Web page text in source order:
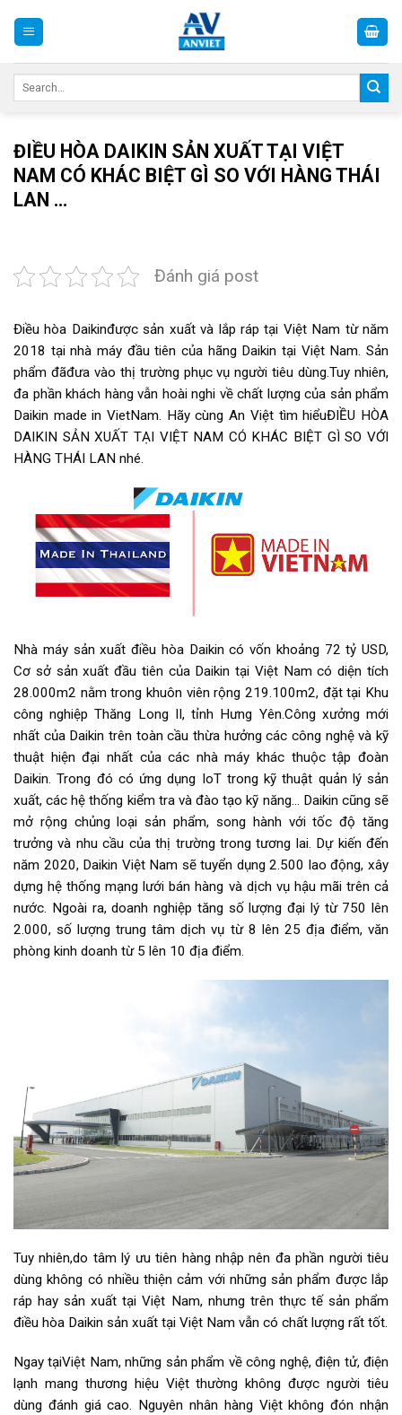
ĐIỀU HÒA DAIKIN SẢN XUẤT TẠI VIỆT
NAM CÓ KHÁC BIỆT GÌ SO VỚI HÀNG THÁI
LAN …
Đánh giá post
Điều hòa Daikinđược sản xuất và lắp ráp tại Việt Nam từ năm
2018 tại nhà máy đầu tiên của hãng Daikin tại Việt Nam. Sản
phẩm đãđưa vào thị trường phục vụ người tiêu dùng.Tuy nhiên,
đa phần khách hàng vẫn hoài nghi về chất lượng của sản phẩm
Daikin made in VietNam. Hãy cùng An Việt tìm hiểuĐIỀU HÒA
DAIKIN SẢN XUẤT TẠI VIỆT NAM CÓ KHÁC BIỆT GÌ SO VỚI
HÀNG THÁI LAN nhé.
Nhà máy sản xuất điều hòa Daikin có vốn khoảng 72 tỷ USD,
Cơ sở sản xuất đầu tiên của Daikin tại Việt Nam có diện tích
28.000m2 nằm trong khuôn viên rộng 219.100m2, đặt tại Khu
công nghiệp Thăng Long II, tỉnh Hưng Yên.Công xưởng mới
nhất của Daikin trên toàn cầu thừa hưởng các công nghệ và kỹ
thuật hiện đại nhất của các nhà máy khác thuộc tập đoàn
Daikin. Trong đó có ứng dụng IoT trong kỹ thuật quản lý sản
xuất, các hệ thống kiểm tra và đào tạo kỹ năng… Daikin cũng sẽ
mở rộng chủng loại sản phẩm, song hành với tốc độ tăng
trưởng và nhu cầu của thị trường trong tương lai. Dự kiến đến
năm 2020, Daikin Việt Nam sẽ tuyển dụng 2.500 lao động, xây
dựng hệ thống mạng lưới bán hàng và dịch vụ hậu mãi trên cả
nước. Ngoài ra, doanh nghiệp tăng số lượng đại lý từ 750 lên
2.000, số lượng trung tâm dịch vụ từ 8 lên 25 địa điểm, văn
phòng kinh doanh từ 5 lên 10 địa điểm.
Tuy nhiên,do tâm lý ưu tiên hàng nhập nên đa phần người tiêu
dùng không có nhiều thiện cảm với những sản phẩm được lắp
ráp hay sản xuất tại Việt Nam, nhưng trên thực tế sản phẩm
điều hòa Daikin sản xuất tại Việt Nam vẫn có chất lượng rất tốt.
Ngay tạiViệt Nam, những sản phẩm về công nghệ, điện tử, điện
lạnh mang thương hiệu Việt thường không được người tiêu
dùng đánh giá cao. Nguyên nhân hàng Việt không đón nhận